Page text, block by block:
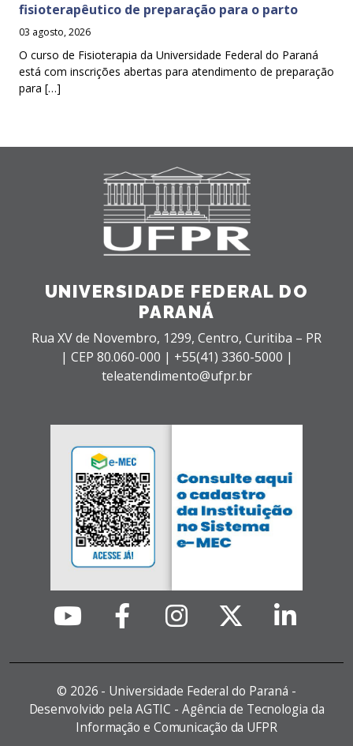
fisioterapêutico de preparação para o parto
03 agosto, 2026
O curso de Fisioterapia da Universidade Federal do Paraná
está com inscrições abertas para atendimento de preparação
para […]
UNIVERSIDADE FEDERAL DO
PARANÁ
Rua XV de Novembro, 1299, Centro, Curitiba – PR
| CEP 80.060-000 | +55(41) 3360-5000 |
teleatendimento@ufpr.br
© 2026 - Universidade Federal do Paraná -
Desenvolvido pela AGTIC - Agência de Tecnologia da
Informação e Comunicação da UFPR